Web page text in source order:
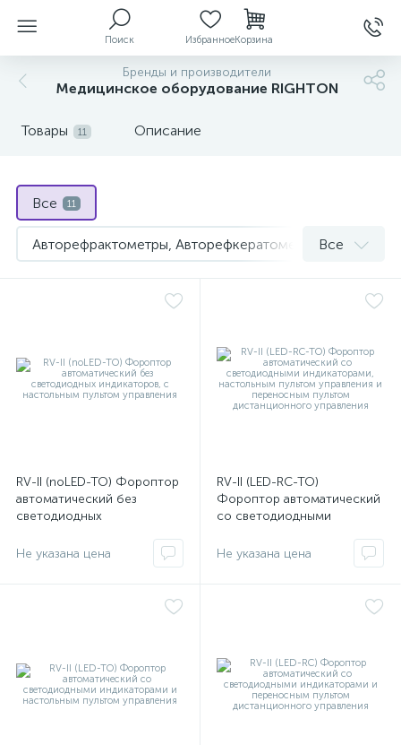
Поиск ИзбранноеКорзина
Бренды и производители
Медицинское оборудование RIGHTON
Товары 11 Описание
Все 11
Авторефрактометры, Авторефкератометры 2
Все
RV-II (noLED-TO) Фороптор
автоматический без
светодиодных
пультом управления
Не указана цена
RV-II (LED-RC-TO)
Фороптор автоматический
со светодиодными
пультом управления и
Не указана цена